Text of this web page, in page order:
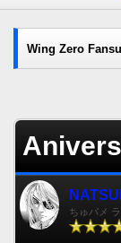
Wing Zero
ちゅパメ